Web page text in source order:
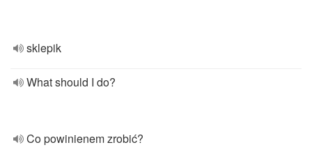
sklepik
What should I do?
Co powinienem zrobić?